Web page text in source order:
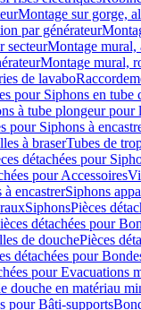
Montage sur gorge,
par générateur
secteurMontage mural,
Montage mural,
de lavabo
pour Siphons en tube
à tube plongeur pour
pour Siphons à
à braserTubes de
détachées pour
pour Accessoires
à encastrerSiphons
SiphonsPièces
détachées pour
de douchePièces
détachées pour
pour Evacuations
douche en matériau
pour Bâti-supports